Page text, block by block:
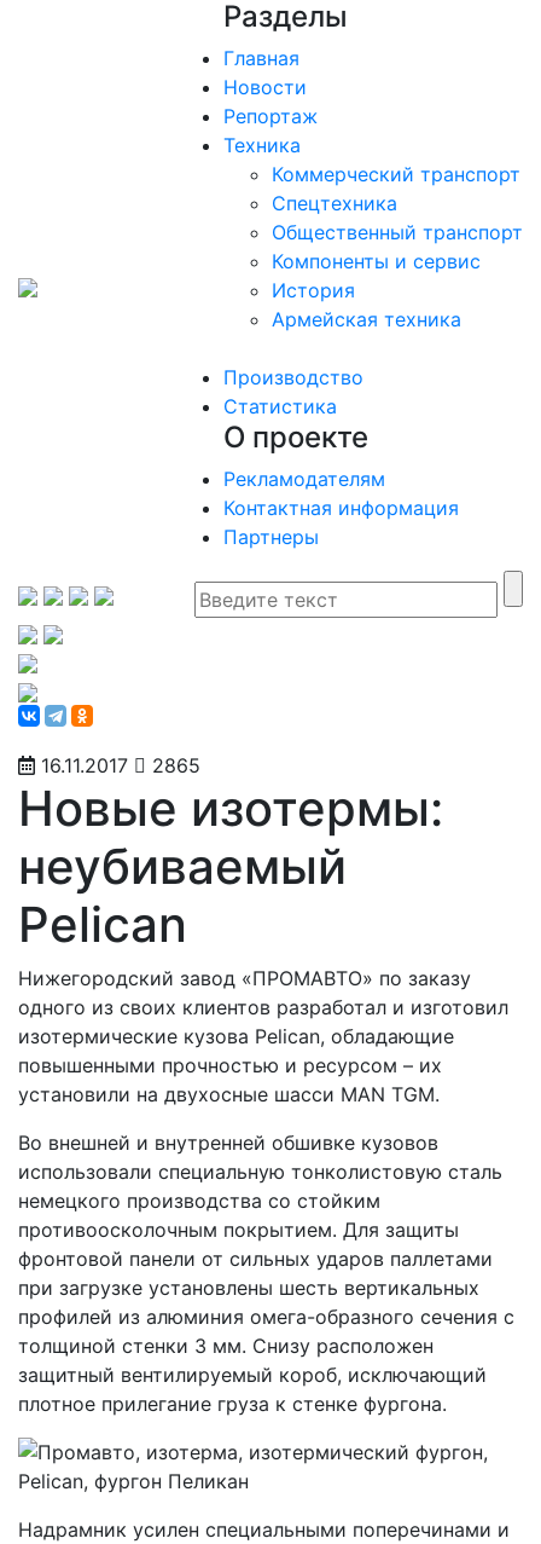
Разделы
Главная
Новости
Репортаж
Техника
Коммерческий транспорт
Спецтехника
Общественный транспорт
Компоненты и сервис
История
Армейская техника
Производство
Статистика
О проекте
Рекламодателям
Контактная информация
Партнеры
16.11.2017 2865
Новые изотермы:
неубиваемый
Pelican
Нижегородский завод «ПРОМАВТО» по заказу
одного из своих клиентов разработал и изготовил
изотермические кузова Pelican, обладающие
повышенными прочностью и ресурсом – их
установили на двухосные шасси MAN TGM.
Во внешней и внутренней обшивке кузовов
использовали специальную тонколистовую сталь
немецкого производства со стойким
противоосколочным покрытием. Для защиты
фронтовой панели от сильных ударов паллетами
при загрузке установлены шесть вертикальных
профилей из алюминия омега-образного сечения с
толщиной стенки 3 мм. Снизу расположен
защитный вентилируемый короб, исключающий
плотное прилегание груза к стенке фургона.
Надрамник усилен специальными поперечинами и